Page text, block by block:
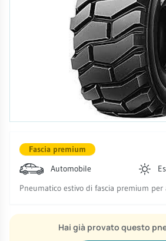
Fascia premium
Automobile
Pneumatico estivo di fascia premium
Hai già provato questo